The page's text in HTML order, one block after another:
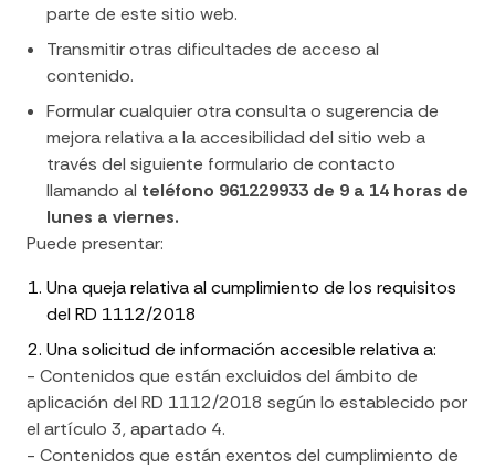
parte de este sitio web.
Transmitir otras dificultades de acceso al
contenido.
Formular cualquier otra consulta o sugerencia de
mejora relativa a la accesibilidad del sitio web a
través del siguiente formulario de contacto
llamando al teléfono 961229933 de 9 a 14 horas de
lunes a viernes.
Puede presentar:
Una queja relativa al cumplimiento de los requisitos
del RD 1112/2018
Una solicitud de información accesible relativa a:
- Contenidos que están excluidos del ámbito de
aplicación del RD 1112/2018 según lo establecido por
el artículo 3, apartado 4.
- Contenidos que están exentos del cumplimiento de